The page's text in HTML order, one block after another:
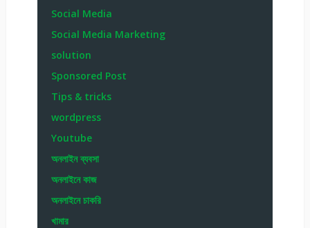
Social Media
Social Media Marketing
solution
Sponsored Post
Tips & tricks
wordpress
Youtube
অনলাইন ব্যবসা
অনলাইনে কাজ
অনলাইনে চাকরি
খামার